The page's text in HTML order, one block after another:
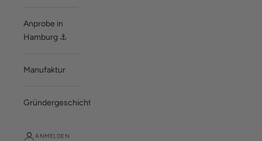
Anprobe in
Hamburg ⚓
Manufaktur
Gründergeschichte
ANMELDEN